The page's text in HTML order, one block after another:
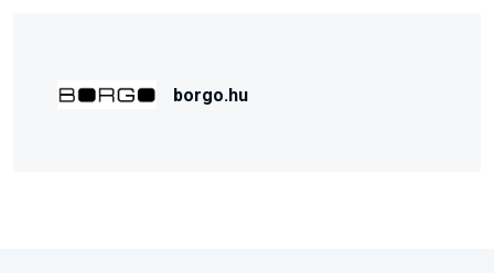
borgo.hu